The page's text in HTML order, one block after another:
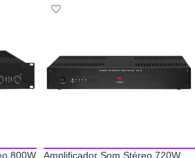
800W
Amplificador Som Stéreo 720W